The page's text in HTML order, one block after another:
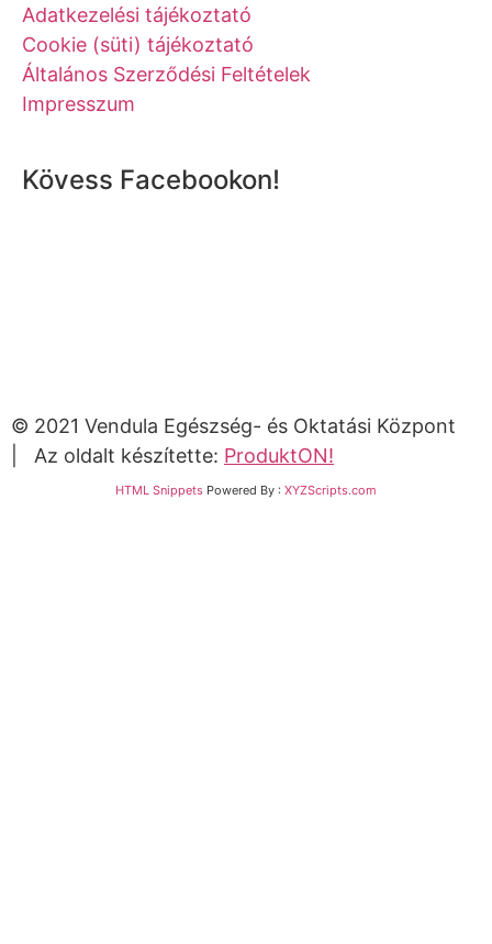
Adatkezelési tájékoztató
Cookie (süti) tájékoztató
Általános Szerződési Feltételek
Impresszum
Kövess Facebookon!
© 2021 Vendula Egészség- és Oktatási Központ
| Az oldalt készítette: ProduktON!
HTML Snippets Powered By : XYZScripts.com